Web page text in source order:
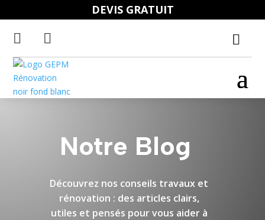
DEVIS GRATUIT
 
Notre Blog
Découvrez nos conseils travaux et
rénovation : des articles clairs,
utiles et pensés pour vous aider à